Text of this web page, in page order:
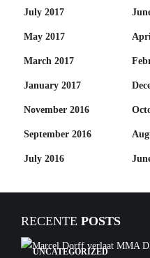
July 2017
May 2017
March 2017
January 2017
November 2016
September 2016
July 2016
RECENTE POSTS
UNCATEGORIZED